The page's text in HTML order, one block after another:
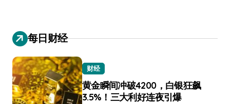
每日财经
财经
黄金瞬间冲破4200，白银狂飙
3.5%！三大利好连夜引爆